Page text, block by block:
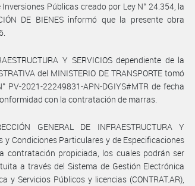
Públicas creado por Ley N° 24.354, la
DE BIENES informó que la presente obra
Y SERVICIOS dependiente de la
del MINISTERIO DE TRANSPORTE tomó
PV-2021-22249831-APN-DGIYS#MTR de fecha
con la contratación de marras.
GENERAL DE INFRAESTRUCTURA Y
y Condiciones Particulares y de Especificaciones
contratación propiciada, los cuales podrán ser
a través del Sistema de Gestión Electrónica
Servicios Públicos y licencias (CONTRAT.AR),